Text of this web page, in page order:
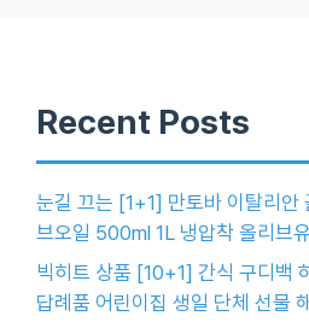
Recent Posts
눈길 끄는 [1+1] 만토바 이탈리안
브오일 500ml 1L 냉압착 올리브
빅히트 상품 [10+1] 간식 구디백
답례품 어린이집 생일 단체 선물